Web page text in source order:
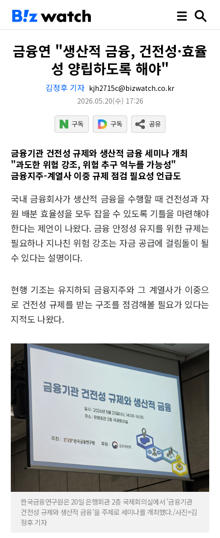
금융연 "생산적 금융, 건전성·효율
성 양립하도록 해야"
김정후 기자 kjh2715c@bizwatch.co.kr
2026.05.20(수) 17:26
금융기관 건전성 규제와 생산적 금융 세미나 개최
"과도한 위험 강조, 위험 추구 억누를 가능성"
금융지주-계열사 이중 규제 점검 필요성 언급도
국내 금융회사가 생산적 금융을 수행할 때 건전성과 자
원 배분 효율성을 모두 잡을 수 있도록 기틀을 마련해야
한다는 제언이 나왔다. 금융 안정성 유지를 위한 규제는
필요하나 지나친 위험 강조는 자금 공급에 걸림돌이 될
수 있다는 설명이다.
현행 기조는 유지하되 금융지주와 그 계열사가 이중으
로 건전성 규제를 받는 구조를 점검해볼 필요가 있다는
지적도 나왔다.
한국금융연구원은 20일 은행회관 2층 국제회의실에서 '금융기관
건전성 규제와 생산적 금융'을 주제로 세미나를 개최했다./사진=김
정후 기자